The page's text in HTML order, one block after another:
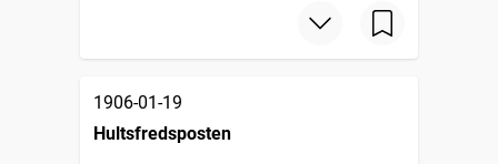
1906-01-19
Hultsfredsposten